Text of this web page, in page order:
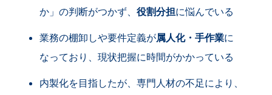
か」の判断がつかず、役割分担に悩んでいる
業務の棚卸しや要件定義が属人化・手作業に
なっており、現状把握に時間がかかっている
内製化を目指したが、専門人材の不足により、